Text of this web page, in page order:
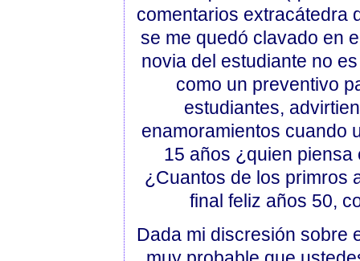
comentarios extracátedra
se me quedó clavado en
novia del estudiante no
como un preventivo
estudiantes,
enamoramientos cuando
15 años ¿quien
¿Cuantos de los primros
final feliz años 50,
Dada mi discresión sobre